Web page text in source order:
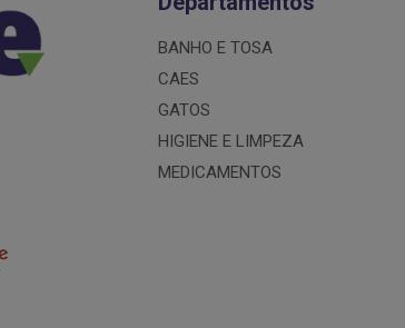
BANHO E TOSA
CAES
GATOS
HIGIENE E LIMPEZA
MEDICAMENTOS